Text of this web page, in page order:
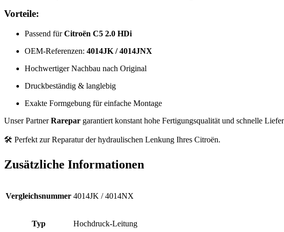
Vorteile:
Passend fürCitroën C5 2.0 HDi
OEM-Referenzen: 4014JK / 4014JNX
Hochwertiger Nachbau nach Original
Druckbeständig & langlebig
Exakte Formgebung für einfache Montage
Unser PartnerRarepar garantiert konstant hohe Fertigungsqualität und schnelle
🛠️ Perfekt zur Reparatur der hydraulischen Lenkung Ihres Citroën.
Zusätzliche Informationen
Vergleichsnummer 4014JK / 4014NX
Typ Hochdruck-Leitung